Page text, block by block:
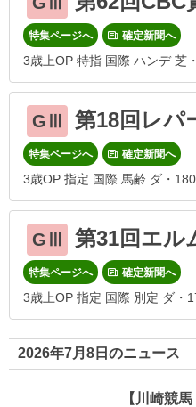
特集ページへ 確定新聞へ
3歳上OP 特指 国際 ハンデ 芝
GⅢ 第18回レパ
特集ページへ 確定新聞へ
3歳OP 指定 国際 馬齢 ダ・
GⅢ 第31回エル
特集ページへ 確定新聞へ
3歳上OP 指定 国際 別定 ダ・
2026年7月8日のニュース
【川崎競